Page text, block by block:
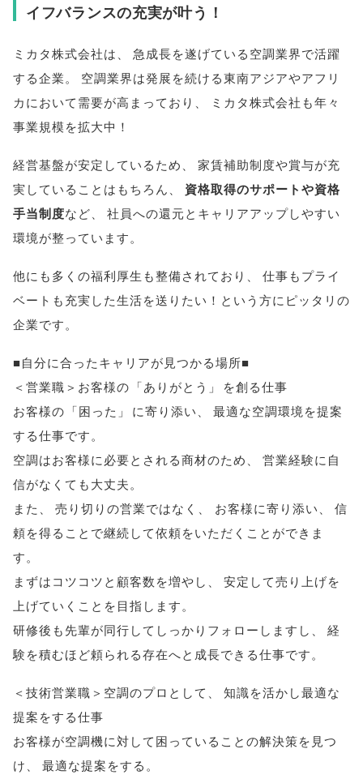
イフバランスの充実が叶う！
ミカタ株式会社は
急成長を遂げている空調業界で活躍
する企業。
空調業界は発展を続ける東南アジアやアフリ
カにおいて需要が高まっており
ミカタ株式会社も年々
事業規模を拡大中！
経営基盤が安定しているため
家賃補助制度や賞与が充
実していることはもちろん
資格取得のサポートや資格
手当制度など
社員への還元とキャリアアップしやすい
環境が整っています。
他にも多くの福利厚生も整備されており
仕事もプライ
ベートも充実した生活を送りたい！という方にピッタリの
企業です。
■自分に合ったキャリアが見つかる場所■
＜営業職＞お客様の 「ありがとう 」
を創る仕事
お客様の 「困った 」 に寄り添い
最適な空調環境を提案
する仕事です。
空調はお客様に必要とされる商材のため
営業経験に自
信がなくても大丈夫。
また
売り切りの営業ではなく お客様に寄り添い
信
頼を得ることで継続して依頼をいただくことができま
す。
まずはコツコツと顧客数を増やし
安定して売り上げを
上げていくことを目指します。
研修後も先輩が同行してしっかりフォローしますし
経
験を積むほど頼られる存在へと成長できる仕事です。
＜技術営業職＞空調のプロとして
知識を活かし最適な
提案をする仕事
お客様が空調機に対して困っていることの解決策を見つ
け
最適な提案をする 。